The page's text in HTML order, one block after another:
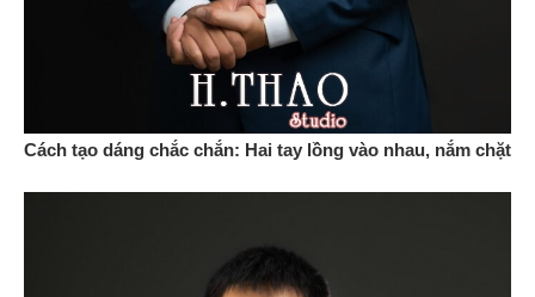
Cách tạo dáng chắc chắn: Hai tay lồng vào nhau, nắm chặt